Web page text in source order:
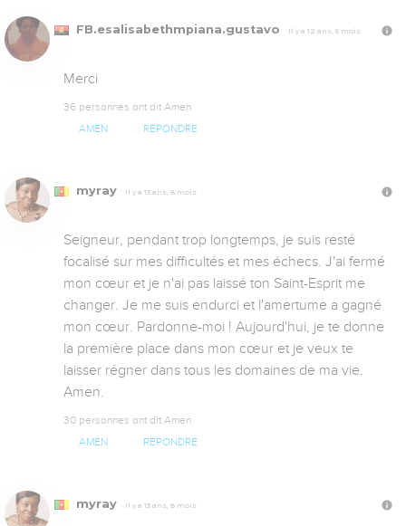
FB.esalisabethmpiana.gustavo Il y a 12 ans, 5 mois
Merci
36 personnes ont dit Amen
AMEN RÉPONDRE
myray Il y a 13 ans, 8 mois
Seigneur, pendant trop longtemps, je suis resté
focalisé sur mes difficultés et mes échecs. J'ai fermé
mon cœur et je n'ai pas laissé ton Saint-Esprit me
changer. Je me suis endurci et l'amertume a gagné
mon cœur. Pardonne-moi ! Aujourd'hui, je te donne
la première place dans mon cœur et je veux te
laisser régner dans tous les domaines de ma vie.
Amen.
30 personnes ont dit Amen
AMEN RÉPONDRE
myray Il y a 13 ans, 8 mois